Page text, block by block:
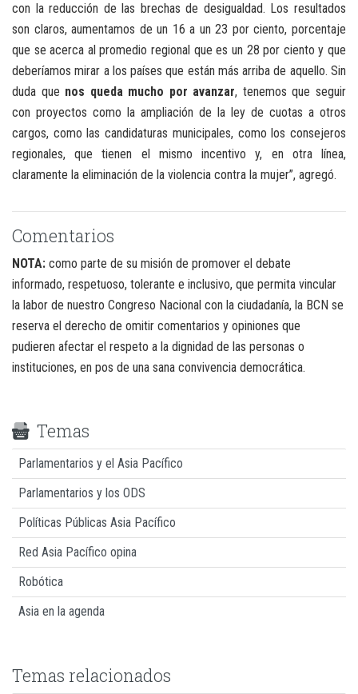
con la reducción de las brechas de desigualdad. Los resultados
son claros, aumentamos de un 16 a un 23 por ciento, porcentaje
que se acerca al promedio regional que es un 28 por ciento y que
deberíamos mirar a los países que están más arriba de aquello. Sin
duda que nos queda mucho por avanzar, tenemos que seguir
con proyectos como la ampliación de la ley de cuotas a otros
cargos, como las candidaturas municipales, como los consejeros
regionales, que tienen el mismo incentivo y, en otra línea,
claramente la eliminación de la violencia contra la mujer”, agregó.
Comentarios
NOTA: como parte de su misión de promover el debate
informado, respetuoso, tolerante e inclusivo, que permita vincular
la labor de nuestro Congreso Nacional con la ciudadanía, la BCN se
reserva el derecho de omitir comentarios y opiniones que
pudieren afectar el respeto a la dignidad de las personas o
instituciones, en pos de una sana convivencia democrática.
Temas
Parlamentarios y el Asia Pacífico
Parlamentarios y los ODS
Políticas Públicas Asia Pacífico
Red Asia Pacífico opina
Robótica
Asia en la agenda
Temas relacionados